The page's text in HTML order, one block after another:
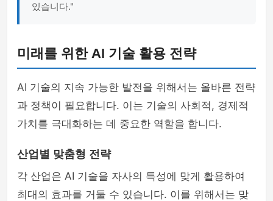
있습니다."
미래를 위한 AI 기술 활용 전략
AI 기술의 지속 가능한 발전을 위해서는 올바른 전략
과 정책이 필요합니다. 이는 기술의 사회적, 경제적
가치를 극대화하는 데 중요한 역할을 합니다.
산업별 맞춤형 전략
각 산업은 AI 기술을 자사의 특성에 맞게 활용하여
최대의 효과를 거둘 수 있습니다. 이를 위해서는 맞